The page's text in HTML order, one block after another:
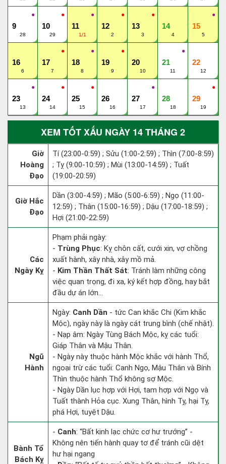
●
9
28
●
10
29
●
11
1/1
●
12
2
●
13
3
14
4
●
15
5
16
6
●
17
7
●
18
8
●
19
9
20
10
●
21
11
22
12
●
23
13
●
24
14
●
25
15
26
16
●
27
17
28
18
●
29
19
XEM TỐT XẤU NGÀY 14 THÁNG 2
Giờ
Hoàng
Đạo
Tí (23:00-0:59) ; Sửu (1:00-2:59) ; Thìn (7:00-8:59)
; Tỵ (9:00-10:59) ; Mùi (13:00-14:59) ; Tuất
(19:00-20:59)
Giờ Hắc
Đạo
Dần (3:00-4:59) ; Mão (5:00-6:59) ; Ngọ (11:00-
12:59) ; Thân (15:00-16:59) ; Dậu (17:00-18:59) ;
Hợi (21:00-22:59)
Các
Ngày Kỵ
Phạm phải ngày:
- Trùng Phục: Kỵ chôn cất, cưới xin, vợ chồng
xuất hành, xây nhà, xây mồ mả.
- Kim Thần Thất Sát: Tránh làm những công
việc quan trọng, đi xa, ký kết hợp đồng, hay bắt
đầu dự án lớn...
Ngũ
Hành
Ngày: Canh Dần - tức Can khắc Chi (Kim khắc
Mộc), ngày này là ngày cát trung bình (chế nhật).
- Nạp âm: Ngày Tùng Bách Mộc, kỵ các tuổi:
Giáp Thân và Mậu Thân.
- Ngày này thuộc hành Mộc khắc với hành Thổ,
ngoại trừ các tuổi: Canh Ngọ, Mậu Thân và Bính
Thìn thuộc hành Thổ không sợ Mộc.
- Ngày Dần lục hợp với Hợi, tam hợp với Ngọ và
Tuất thành Hỏa cục. Xung Thân, hình Tỵ, hại Tỵ,
phá Hợi, tuyệt Dậu.
Bành Tổ
Bách Kỵ
- Canh: “Bất kinh lạc chức cơ hư trướng” -
Không nên tiến hành quay tơ để tránh cũi dệt
hư hại ngang